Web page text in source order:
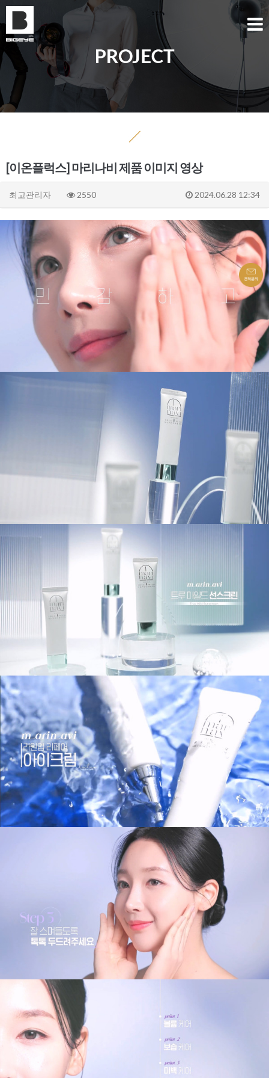
[이온플럭스] 마리나비 제품 이미지 영상
최고관리자 2550 2024.06.28 12:34